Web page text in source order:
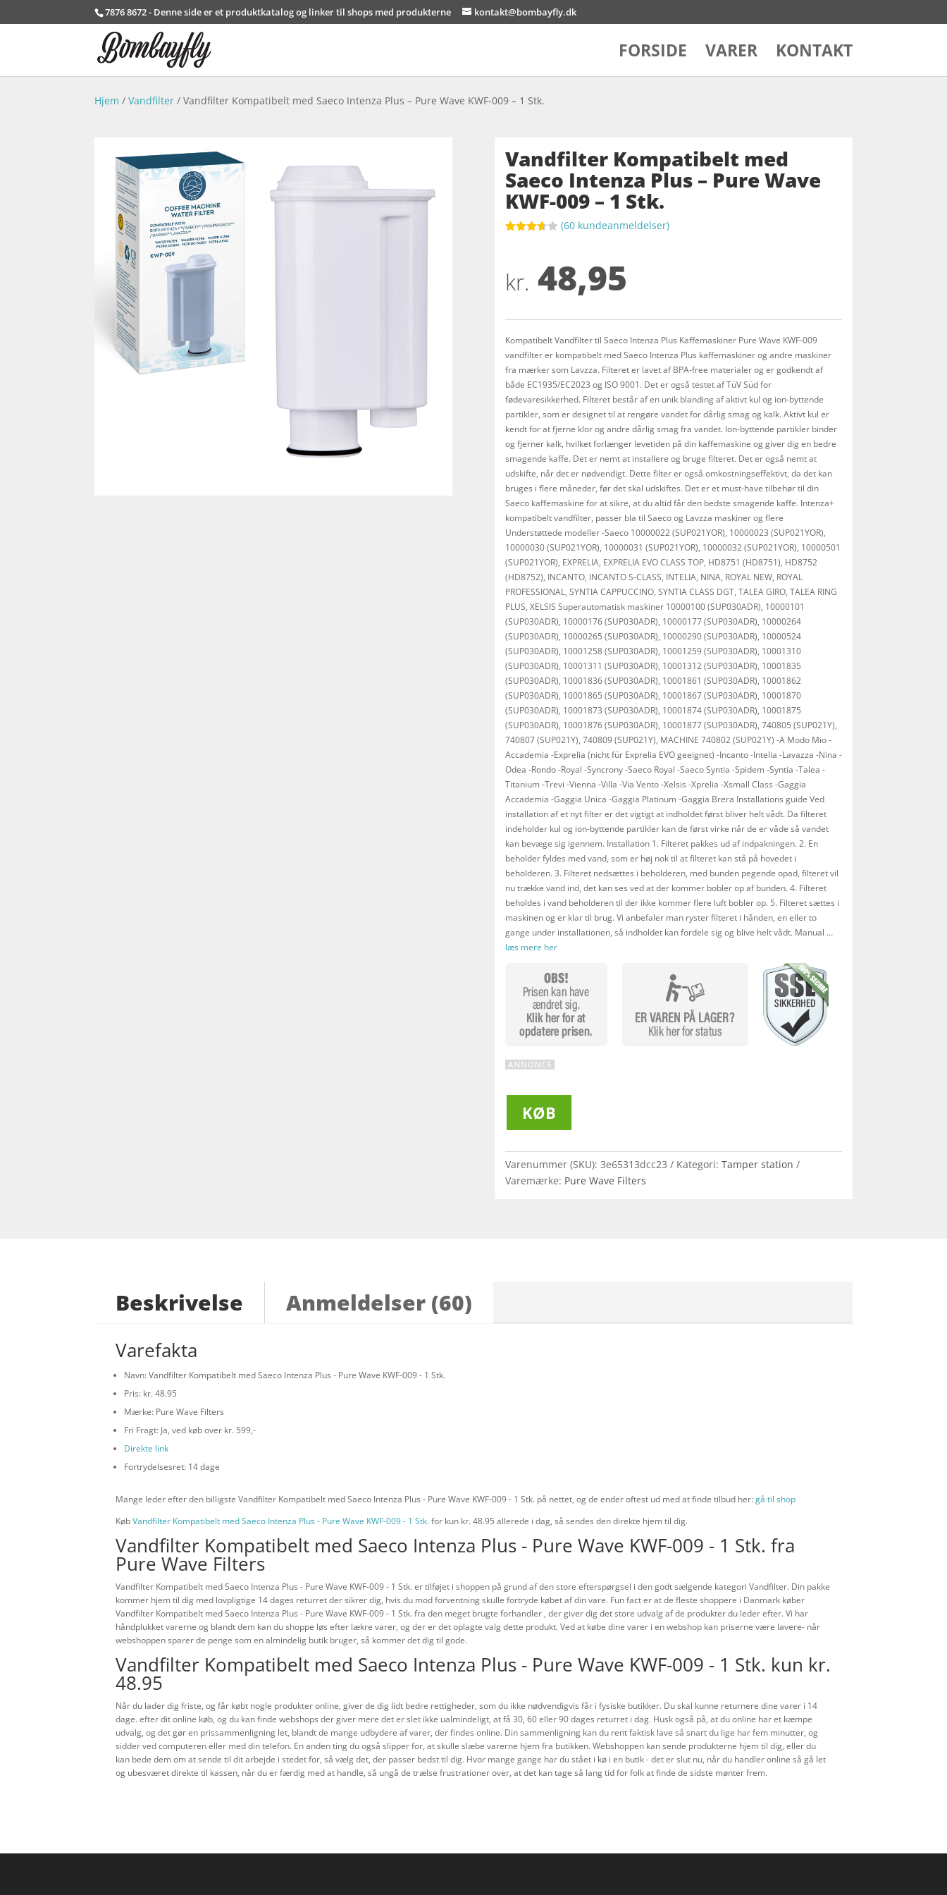
7876 8672 - Denne side er et produktkatalog og linker til shops med produkterne kontakt@bombayfly.dk
FORSIDE VARER KONTAKT
Hjem /Vandfilter / Vandfilter Kompatibelt med Saeco Intenza Plus – Pure Wave KWF-009 – 1 Stk.
Vandfilter Kompatibelt med
Saeco Intenza Plus – Pure Wave
KWF-009 – 1 Stk.
baseret
på
er
(60 kundeanmeldelser)
kr. 48,95
Kompatibelt Vandfilter til Saeco Intenza Plus Kaffemaskiner Pure Wave KWF-009
vandfilter er kompatibelt med Saeco Intenza Plus kaffemaskiner og andre maskiner
fra mærker som Lavzza. Filteret er lavet af BPA-free materialer og er godkendt af
både EC1935/EC2023 og ISO 9001. Det er også testet af TüV Süd for
fødevaresikkerhed. Filteret består af en unik blanding af aktivt kul og ion-byttende
partikler, som er designet til at rengøre vandet for dårlig smag og kalk. Aktivt kul er
kendt for at fjerne klor og andre dårlig smag fra vandet. Ion-byttende partikler binder
og fjerner kalk, hvilket forlænger levetiden på din kaffemaskine og giver dig en bedre
smagende kaffe. Det er nemt at installere og bruge filteret. Det er også nemt at
udskifte, når det er nødvendigt. Dette filter er også omkostningseffektivt, da det kan
bruges i flere måneder, før det skal udskiftes. Det er et must-have tilbehør til din
Saeco kaffemaskine for at sikre, at du altid får den bedste smagende kaffe. Intenza+
kompatibelt vandfilter, passer bla til Saeco og Lavzza maskiner og flere
Understøttede modeller -Saeco 10000022 (SUP021YOR), 10000023 (SUP021YOR),
10000030 (SUP021YOR), 10000031 (SUP021YOR), 10000032 (SUP021YOR), 10000501
(SUP021YOR), EXPRELIA, EXPRELIA EVO CLASS TOP, HD8751 (HD8751), HD8752
(HD8752), INCANTO, INCANTO S-CLASS, INTELIA, NINA, ROYAL NEW, ROYAL
PROFESSIONAL, SYNTIA CAPPUCCINO, SYNTIA CLASS DGT, TALEA GIRO, TALEA RING
PLUS, XELSIS Superautomatisk maskiner 10000100 (SUP030ADR), 10000101
(SUP030ADR), 10000176 (SUP030ADR), 10000177 (SUP030ADR), 10000264
(SUP030ADR), 10000265 (SUP030ADR), 10000290 (SUP030ADR), 10000524
(SUP030ADR), 10001258 (SUP030ADR), 10001259 (SUP030ADR), 10001310
(SUP030ADR), 10001311 (SUP030ADR), 10001312 (SUP030ADR), 10001835
(SUP030ADR), 10001836 (SUP030ADR), 10001861 (SUP030ADR), 10001862
(SUP030ADR), 10001865 (SUP030ADR), 10001867 (SUP030ADR), 10001870
(SUP030ADR), 10001873 (SUP030ADR), 10001874 (SUP030ADR), 10001875
(SUP030ADR), 10001876 (SUP030ADR), 10001877 (SUP030ADR), 740805 (SUP021Y),
740807 (SUP021Y), 740809 (SUP021Y), MACHINE 740802 (SUP021Y) -A Modo Mio -
Accademia -Exprelia (nicht für Exprelia EVO geeignet) -Incanto -Intelia -Lavazza -Nina -
Odea -Rondo -Royal -Syncrony -Saeco Royal -Saeco Syntia -Spidem -Syntia -Talea -
Titanium -Trevi -Vienna -Villa -Via Vento -Xelsis -Xprelia -Xsmall Class -Gaggia
Accademia -Gaggia Unica -Gaggia Platinum -Gaggia Brera Installations guide Ved
installation af et nyt filter er det vigtigt at indholdet først bliver helt vådt. Da filteret
indeholder kul og ion-byttende partikler kan de først virke når de er våde så vandet
kan bevæge sig igennem. Installation 1. Filteret pakkes ud af indpakningen. 2. En
beholder fyldes med vand, som er høj nok til at filteret kan stå på hovedet i
beholderen. 3. Filteret nedsættes i beholderen, med bunden pegende opad, filteret vil
nu trække vand ind, det kan ses ved at der kommer bobler op af bunden. 4. Filteret
beholdes i vand beholderen til der ikke kommer flere luft bobler op. 5. Filteret sættes i
maskinen og er klar til brug. Vi anbefaler man ryster filteret i hånden, en eller to
gange under installationen, så indholdet kan fordele sig og blive helt vådt. Manual …
læs mere her
KØB
Varenummer (SKU): 3e65313dcc23 Kategori: Tamper station
Varemærke: Pure Wave Filters
Beskrivelse Anmeldelser (60)
Varefakta
Navn: Vandfilter Kompatibelt med Saeco Intenza Plus - Pure Wave KWF-009 - 1 Stk.
Pris: kr. 48.95
Mærke: Pure Wave Filters
Fri Fragt: Ja, ved køb over kr. 599,-
Direkte link
Fortrydelsesret: 14 dage
Mange leder efter den billigste Vandfilter Kompatibelt med Saeco Intenza Plus - Pure Wave KWF-009 - 1 Stk. på nettet, og de ender oftest ud med at finde tilbud her:gå til shop
KøbVandfilter Kompatibelt med Saeco Intenza Plus - Pure Wave KWF-009 - 1 Stk.for kun kr. 48.95allerede i dag, så sendes den direkte hjem til dig.
Vandfilter Kompatibelt med Saeco Intenza Plus - Pure Wave KWF-009 - 1 Stk. fra
Pure Wave Filters
Vandfilter Kompatibelt med Saeco Intenza Plus - Pure Wave KWF-009 - 1 Stk. er tilføjet i shoppen på grund af den store efterspørgsel i den godt sælgende kategori Vandfilter. Din pakke
kommer hjem til dig med lovpligtige 14 dages returret der sikrer dig, hvis du mod forventning skulle fortryde købet af din vare. Fun fact er at de fleste shoppere i Danmark køber
Vandfilter Kompatibelt med Saeco Intenza Plus - Pure Wave KWF-009 - 1 Stk. fra den meget brugte forhandler , der giver dig det store udvalg af de produkter du leder efter. Vi har
håndplukket varerne og blandt dem kan du shoppe løs efter lækre varer, og der er det oplagte valg dette produkt. Ved at købe dine varer i en webshop kan priserne være lavere- når
webshoppen sparer de penge som en almindelig butik bruger, så kommer det dig til gode.
Vandfilter Kompatibelt med Saeco Intenza Plus - Pure Wave KWF-009 - 1 Stk. kun kr.
48.95
Når du lader dig friste, og får købt nogle produkter online, giver de dig lidt bedre rettigheder, som du ikke nødvendigvis får i fysiske butikker. Du skal kunne returnere dine varer i 14
dage. efter dit online køb, og du kan finde webshops der giver mere det er slet ikke ualmindeligt, at få 30, 60 eller 90 dages returret i dag. Husk også på, at du online har et kæmpe
udvalg, og det gør en prissammenligning let, blandt de mange udbydere af varer, der findes online. Din sammenligning kan du rent faktisk lave så snart du lige har fem minutter, og
sidder ved computeren eller med din telefon. En anden ting du også slipper for, at skulle slæbe varerne hjem fra butikken. Webshoppen kan sende produkterne hjem til dig, eller du
kan bede dem om at sende til dit arbejde i stedet for, så vælg det, der passer bedst til dig. Hvor mange gange har du stået i kø i en butik - det er slut nu, når du handler online så gå let
og ubesværet direkte til kassen, når du er færdig med at handle, så ungå de trælse frustrationer over, at det kan tage så lang tid for folk at finde de sidste mønter frem.